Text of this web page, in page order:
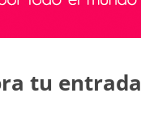
tu entrada